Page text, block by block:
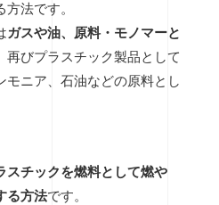
法です。
ガスや油、原料・モノマーと
、再びプラスチック製品として
モニア、石油などの原料とし
スチックを燃料として燃や
る方法です。